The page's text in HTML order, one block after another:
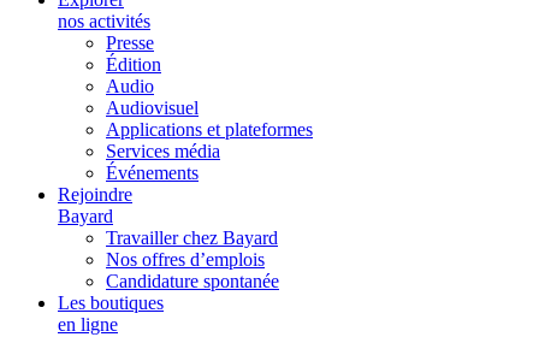
nos activités
Presse
Édition
Audio
Audiovisuel
Applications et plateformes
Services média
Événements
Rejoindre
Bayard
Travailler chez Bayard
Nos offres d’emplois
Candidature spontanée
Les boutiques
en ligne